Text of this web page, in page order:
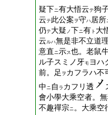
疑下ニ有大悟云テ狗
云テ此公案ヲ守ハ居所
仍テ大疑 ノ下ニ有 ト 大
云ルハ無是非不立道
意直ニ示ス也。老鼠
ル子スミノ牙モ ヨハ
前。足 ヲ カフラハ不
中ニ自 ラ カフリ透
會小學大乘空者。
不趣禪宗ニ。大乘空